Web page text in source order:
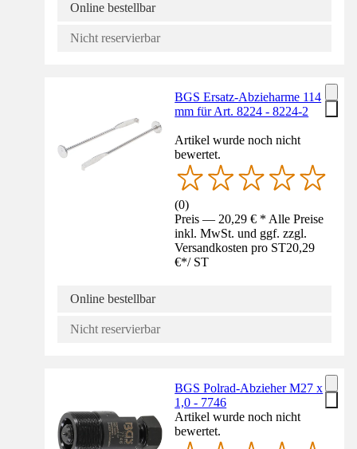
Online bestellbar
Nicht reservierbar
BGS Ersatz-Abzieharme 114
mm für Art. 8224 - 8224-2
Artikel wurde noch nicht
bewertet.
(0)
Preis — 20,29 € * Alle Preise
inkl. MwSt. und ggf. zzgl.
Versandkosten pro ST20,29
€*/ ST
Online bestellbar
Nicht reservierbar
BGS Polrad-Abzieher M27 x
1,0 - 7746
Artikel wurde noch nicht
bewertet.